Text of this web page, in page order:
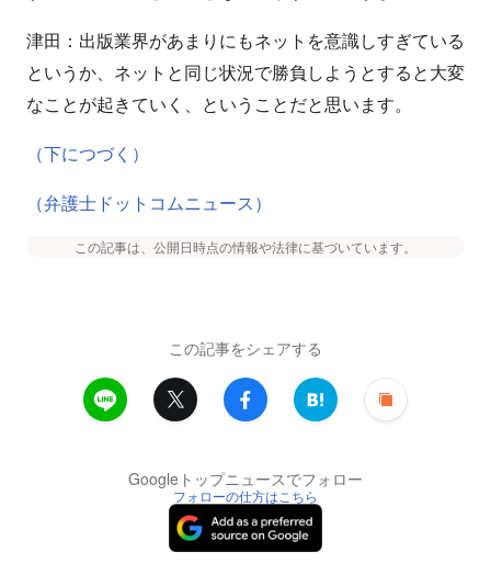
津田：出版業界があまりにもネットを意識しすぎている
というか、ネットと同じ状況で勝負しようとすると大変
なことが起きていく、ということだと思います。
（下につづく）
（弁護士ドットコムニュース）
この記事は、公開日時点の情報や法律に基づいています。
この記事をシェアする
Googleトップニュースでフォロー
フォローの仕方はこちら